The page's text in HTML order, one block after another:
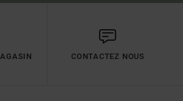
CONTACTEZ NOUS